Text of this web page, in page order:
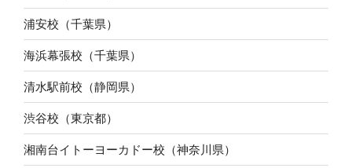
浦安校（千葉県）
海浜幕張校（千葉県）
清水駅前校（静岡県）
渋谷校（東京都）
湘南台イトーヨーカドー校（神奈川県）